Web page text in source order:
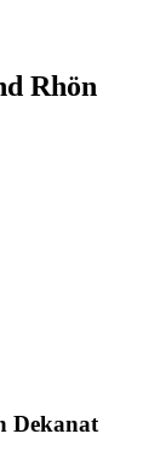
Rhön
Dekanat